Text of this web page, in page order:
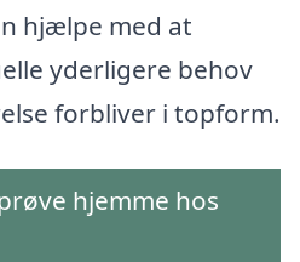
hjælpe med at
yderligere behov
forbliver i topform.
hjemme hos